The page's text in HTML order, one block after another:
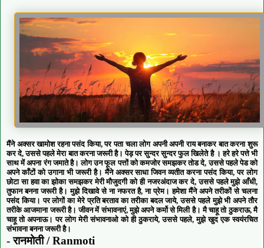
मैंने अक्सर खामोश रहना पसंद किया, पर पता चला लोग अपनी अपनी राय बनाकर बात करना शुरू
कर दे, उससे पहले मेरा बात करना जरूरी है। पेड़ पर सुन्दर सुन्दर फुल खिलेते है । हरे हरे पत्ते भी
साथ में अपना रंग जमाते है। लोग उन फूल पत्तों को कमजोर समझकर तोड दे, उससे पहले पेड को
अपने काँटों को उगाना भी जरूरी है। मैंने अक्सर साधा जिवन व्यतीत करना पसंद किया, पर लोग
छोटा सा हवा का झोका समझकर मेरी मौजुदगी को ही नजरअंदाज कर दे, उससे पहले मुझे आँधी,
तुफान बनना जरूरी है। मुझे दिखावे से ना नफरत है, ना प्रेम। हमेशा मैंने अपने तरीकों से चलना
पसंद किया। पर लोगों का मेरे प्रति बरताव का तरीका बदल जाये, उससे पहले मुझे भी अपने तौर
तरीके आजमाना जरूरी है। जीवन में संभावनाएं, मुझे अपने कर्मो से मिली है। मै चाहू तो ठुकराऊ, मै
चाहू तो अपनाऊ। पर लोग मेरी संभावनाओ को ही ठुकराये, उससे पहले, मुझे खुद एक स्वयंरचित
संभावना बनना जरूरी है।
- रानमोती / Ranmoti